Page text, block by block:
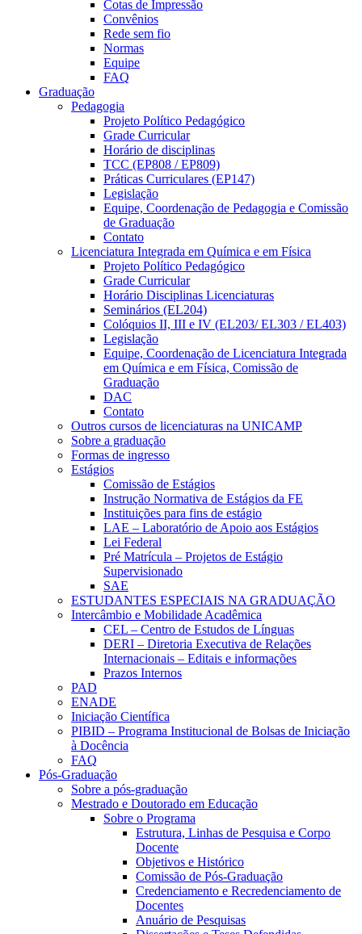
Cotas de Impressão
Convênios
Rede sem fio
Normas
Equipe
FAQ
Graduação
Pedagogia
Projeto Político Pedagógico
Grade Curricular
Horário de disciplinas
TCC (EP808 / EP809)
Práticas Curriculares (EP147)
Legislação
Equipe, Coordenação de Pedagogia e Comissão
de Graduação
Contato
Licenciatura Integrada em Química e em Física
Projeto Político Pedagógico
Grade Curricular
Horário Disciplinas Licenciaturas
Seminários (EL204)
Colóquios II, III e IV (EL203/ EL303 / EL403)
Legislação
Equipe, Coordenação de Licenciatura Integrada
em Química e em Física, Comissão de
Graduação
DAC
Contato
Outros cursos de licenciaturas na UNICAMP
Sobre a graduação
Formas de ingresso
Estágios
Comissão de Estágios
Instrução Normativa de Estágios da FE
Instituições para fins de estágio
LAE – Laboratório de Apoio aos Estágios
Lei Federal
Pré Matrícula – Projetos de Estágio
Supervisionado
SAE
ESTUDANTES ESPECIAIS NA GRADUAÇÃO
Intercâmbio e Mobilidade Acadêmica
CEL – Centro de Estudos de Línguas
DERI – Diretoria Executiva de Relações
Internacionais – Editais e informações
Prazos Internos
PAD
ENADE
Iniciação Científica
PIBID – Programa Institucional de Bolsas de Iniciação
à Docência
FAQ
Pós-Graduação
Sobre a pós-graduação
Mestrado e Doutorado em Educação
Sobre o Programa
Estrutura, Linhas de Pesquisa e Corpo
Docente
Objetivos e Histórico
Comissão de Pós-Graduação
Credenciamento e Recredenciamento de
Docentes
Anuário de Pesquisas